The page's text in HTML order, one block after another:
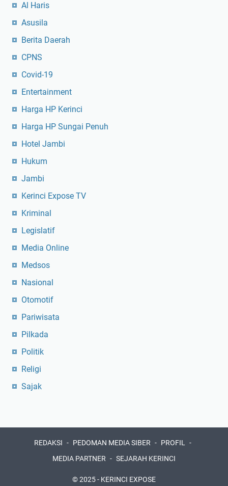
Al Haris
Asusila
Berita Daerah
CPNS
Covid-19
Entertainment
Harga HP Kerinci
Harga HP Sungai Penuh
Hotel Jambi
Hukum
Jambi
Kerinci Expose TV
Kriminal
Legislatif
Media Online
Medsos
Nasional
Otomotif
Pariwisata
Pilkada
Politik
Religi
Sajak
REDAKSI PEDOMAN MEDIA SIBER
PROFIL
MEDIA PARTNER
SEJARAH KERINCI
© 2025 - KERINCI EXPOSE